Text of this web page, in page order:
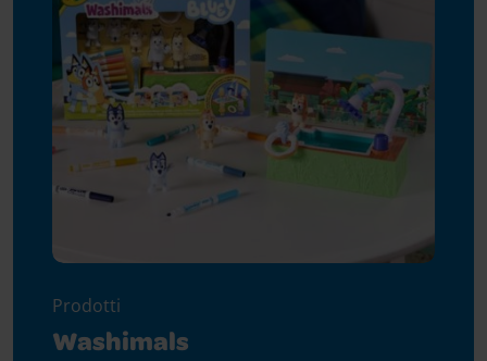
Prodotti
Washimals